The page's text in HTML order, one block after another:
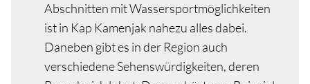
Abschnitten mit Wassersportmöglichkeiten
ist in Kap Kamenjak nahezu alles dabei.
Daneben gibt es in der Region auch
verschiedene Sehenswürdigkeiten, deren